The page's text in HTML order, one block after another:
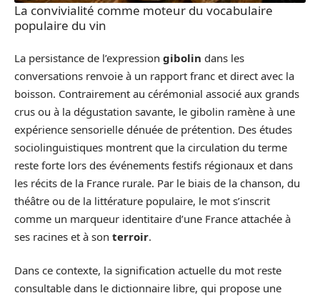
La convivialité comme moteur du vocabulaire
populaire du vin
La persistance de l’expression gibolin dans les
conversations renvoie à un rapport franc et direct avec la
boisson. Contrairement au cérémonial associé aux grands
crus ou à la dégustation savante, le gibolin ramène à une
expérience sensorielle dénuée de prétention. Des études
sociolinguistiques montrent que la circulation du terme
reste forte lors des événements festifs régionaux et dans
les récits de la France rurale. Par le biais de la chanson, du
théâtre ou de la littérature populaire, le mot s’inscrit
comme un marqueur identitaire d’une France attachée à
ses racines et à son terroir.
Dans ce contexte, la signification actuelle du mot reste
consultable dans le dictionnaire libre, qui propose une